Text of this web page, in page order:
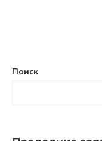
Поиск